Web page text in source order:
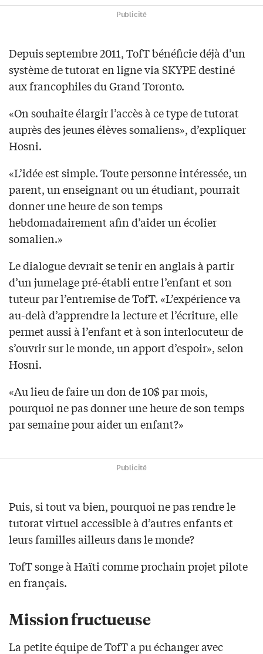
Publicité
Depuis septembre 2011, TofT bénéficie déjà d’un
système de tutorat en ligne via SKYPE destiné
aux francophiles du Grand Toronto.
«On souhaite élargir l’accès à ce type de tutorat
auprès des jeunes élèves somaliens», d’expliquer
Hosni.
«L’idée est simple. Toute personne intéressée, un
parent, un enseignant ou un étudiant, pourrait
donner une heure de son temps
hebdomadairement afin d’aider un écolier
somalien.»
Le dialogue devrait se tenir en anglais à partir
d’un jumelage pré-établi entre l’enfant et son
tuteur par l’entremise de TofT. «L’expérience va
au-delà d’apprendre la lecture et l’écriture, elle
permet aussi à l’enfant et à son interlocuteur de
s’ouvrir sur le monde, un apport d’espoir», selon
Hosni.
«Au lieu de faire un don de 10$ par mois,
pourquoi ne pas donner une heure de son temps
par semaine pour aider un enfant?»
Publicité
Puis, si tout va bien, pourquoi ne pas rendre le
tutorat virtuel accessible à d’autres enfants et
leurs familles ailleurs dans le monde?
TofT songe à Haïti comme prochain projet pilote
en français.
Mission fructueuse
La petite équipe de TofT a pu échanger avec